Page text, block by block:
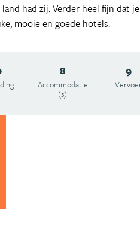
had zij. Verder heel fijn dat
mooie en goede hotels.
8
Accommodatie
(s)
9